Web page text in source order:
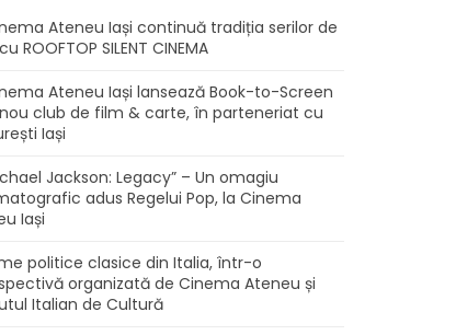
Ateneu Iași continuă tradiția serilor de
ROOFTOP SILENT CINEMA
Ateneu Iași lansează Book-to-Screen
club de film & carte, în parteneriat cu
Iași
Jackson: Legacy” – Un omagiu
adus Regelui Pop, la Cinema
Iași
politice clasice din Italia, într-o
organizată de Cinema Ateneu și
Italian de Cultură